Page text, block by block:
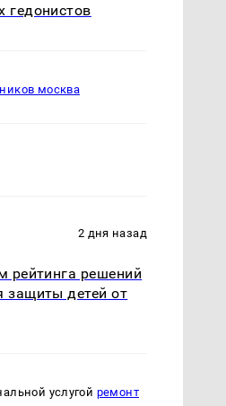
гедонистов
москва
2 дня назад
рейтинга решений
защиты детей от
услугой ремонт